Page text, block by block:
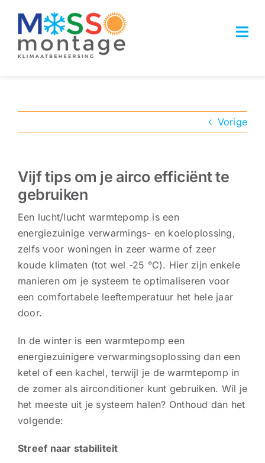
inhoud
REFERENTIES
ACTUEEL
OVER ONS
CONTACt
Vorige
Vijf tips om je airco efficiënt te
gebruiken
Een lucht/lucht warmtepomp is een
energiezuinige verwarmings- en koeloplossing,
zelfs voor woningen in zeer warme of zeer
koude klimaten (tot wel -25 °C). Hier zijn enkele
manieren om je systeem te optimaliseren voor
een comfortabele leeftemperatuur het hele jaar
door.
In de winter is een warmtepomp een
energiezuinigere verwarmingsoplossing dan een
ketel of een kachel, terwijl je de warmtepomp in
de zomer als airconditioner kunt gebruiken. Wil je
het meeste uit je systeem halen? Onthoud dan het
volgende:
Streef naar stabiliteit